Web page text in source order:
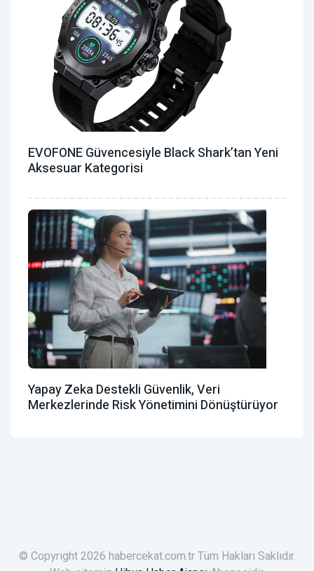
EVOFONE Güvencesiyle Black Shark’tan Yeni
Aksesuar Kategorisi
Yapay Zeka Destekli Güvenlik, Veri
Merkezlerinde Risk Yönetimini Dönüştürüyor
© Copyright 2026 habercekat.com.tr Tüm Hakları Saklıdır.